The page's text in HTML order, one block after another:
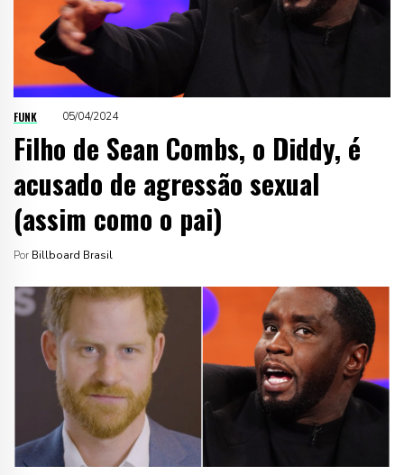
FUNK 05/04/2024
Filho de Sean Combs, o Diddy, é
acusado de agressão sexual
(assim como o pai)
Por Billboard Brasil